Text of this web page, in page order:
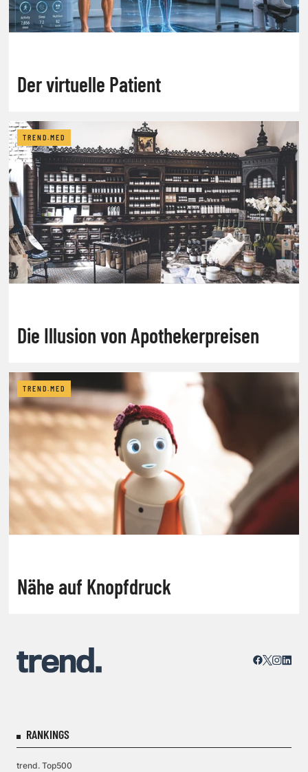
Der virtuelle Patient
TREND.MED
Die Illusion von Apothekerpreisen
TREND.MED
Nähe auf Knopfdruck
RANKINGS
trend. Top500